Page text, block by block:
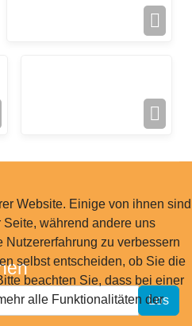
Los
Website. Einige von ihnen sind
während andere uns
Nutzererfahrung zu verbessern
selbst entscheiden, ob Sie die
beachten Sie, dass bei einer
alle Funktionalitäten der